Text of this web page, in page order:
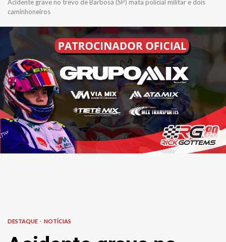
Acidente grave no trevo de Barbosa (SP) mata policial militar e dois
caminhoneiros
DESTAQUE NOTÍCIAS